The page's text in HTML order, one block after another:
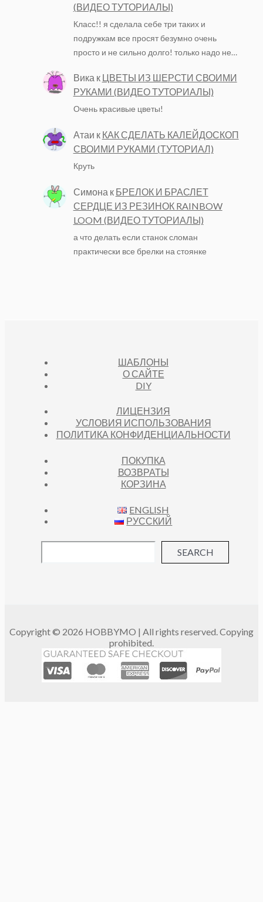
(ВИДЕО ТУТОРИАЛЫ)
Класс!! я сделала себе три таких и
подружкам все просят безумно очень
просто и не сильно долго! только надо не…
Вика к ЦВЕТЫ ИЗ ШЕРСТИ СВОИМИ
РУКАМИ (ВИДЕО ТУТОРИАЛЫ)
Очень красивые цветы!
Атаи к КАК СДЕЛАТЬ КАЛЕЙДОСКОП
СВОИМИ РУКАМИ (ТУТОРИАЛ)
Круть
Симона к БРЕЛОК И БРАСЛЕТ
СЕРДЦЕ ИЗ РЕЗИНОК RAINBOW
LOOM (ВИДЕО ТУТОРИАЛЫ)
а что делать если станок сломан
практически все брелки на стоянке
ШАБЛОНЫ
О САЙТЕ
DIY
ЛИЦЕНЗИЯ
УСЛОВИЯ ИСПОЛЬЗОВАНИЯ
ПОЛИТИКА КОНФИДЕНЦИАЛЬНОСТИ
ПОКУПКА
ВОЗВРАТЫ
КОРЗИНА
ENGLISH
РУССКИЙ
SEARCH
Copyright © 2026 HOBBYMO | All rights reserved. Copying
prohibited.